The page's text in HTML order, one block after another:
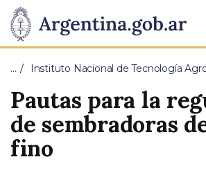
Presidencia
de
la
Nación
Pasar al contenido principal
… Instituto Nacional de Tecnología
Pautas para la
de sembradoras
fino